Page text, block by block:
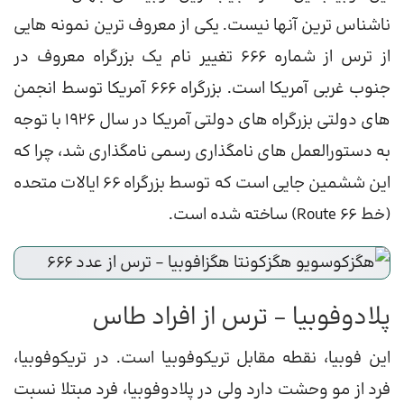
ناشناس ترین آنها نیست. یکی از معروف ترین نمونه هایی
از ترس از شماره 666 تغییر نام یک بزرگراه معروف در
جنوب غربی آمریکا است. بزرگراه 666 آمریکا توسط انجمن
های دولتی بزرگراه های دولتی آمریکا در سال 1926 با توجه
به دستورالعمل های نامگذاری رسمی نامگذاری شد، چرا که
این ششمین جایی است که توسط بزرگراه 66 ایالات متحده
(خط Route 66) ساخته شده است.
پلادوفوبیا – ترس از افراد طاس
این فوبیا، نقطه مقابل تریکوفوبیا است. در تریکوفوبیا،
فرد از مو وحشت دارد ولی در پلادوفوبیا، فرد مبتلا نسبت